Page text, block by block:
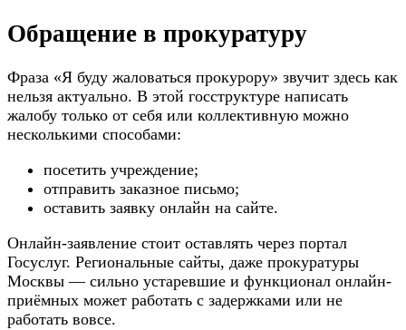
Обращение в прокуратуру
Фраза «Я буду жаловаться прокурору» звучит здесь как
нельзя актуально. В этой госструктуре написать
жалобу только от себя или коллективную можно
несколькими способами:
посетить учреждение;
отправить заказное письмо;
оставить заявку онлайн на сайте.
Онлайн-заявление стоит оставлять через портал
Госуслуг. Региональные сайты, даже прокуратуры
Москвы — сильно устаревшие и функционал онлайн-
приёмных может работать с задержками или не
работать вовсе.